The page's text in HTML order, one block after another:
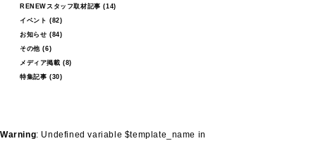
RENEWスタッフ取材記事 (14)
イベント (82)
お知らせ (84)
その他(6)
メディア掲載 (8)
特集記事 (30)
Warning: Undefined variable $template_name in